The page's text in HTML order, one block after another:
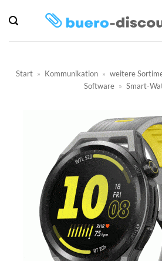
Inhalt
springen
Start » Kommunikation » weitere
Software » Smart-